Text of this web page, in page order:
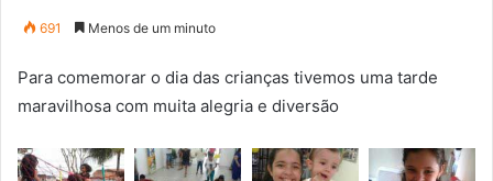
691 Menos de um minuto
Para comemorar o dia das crianças tivemos uma tarde
maravilhosa com muita alegria e diversão